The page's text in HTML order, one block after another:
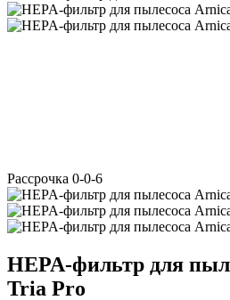
Расcрочка 0-0-6
HEPA-фильтр для
Tria Pro